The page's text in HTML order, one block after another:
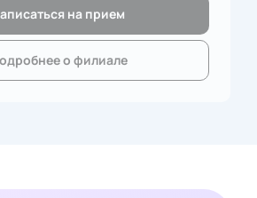
на прием
о филиале